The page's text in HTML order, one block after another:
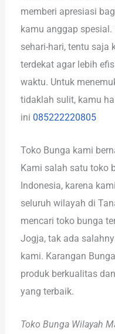
memberi apresiasi
kamu anggap
sehari-hari, tentu saja
terdekat agar lebih
waktu. Untuk
tidaklah sulit, kamu
ini 085222220805
Toko Bunga kami
Kami salah satu toko
Indonesia, karena
seluruh wilayah di
mencari toko bunga
Jogja, tak ada
kami. Karangan
produk berkualitas
yang terbaik.
Toko Bunga Wilayah